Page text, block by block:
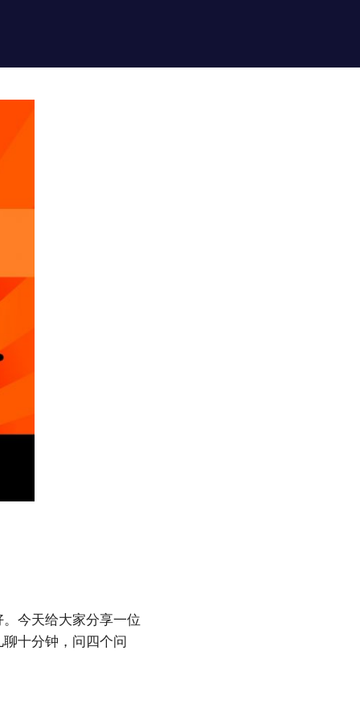
今天给大家分享一位
十分钟，问四个问